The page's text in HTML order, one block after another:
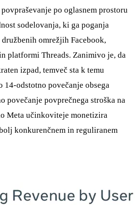
po oglasnem prostoru
sodelovanja, ki ga poganja
omrežjih Facebook,
platformi Threads. Zanimivo je, da
izpad, temveč sta k temu
14-odstotno povečanje obsega
povečanje povprečnega stroška na
Meta učinkoviteje monetizira
konkurenčnem in reguliranem